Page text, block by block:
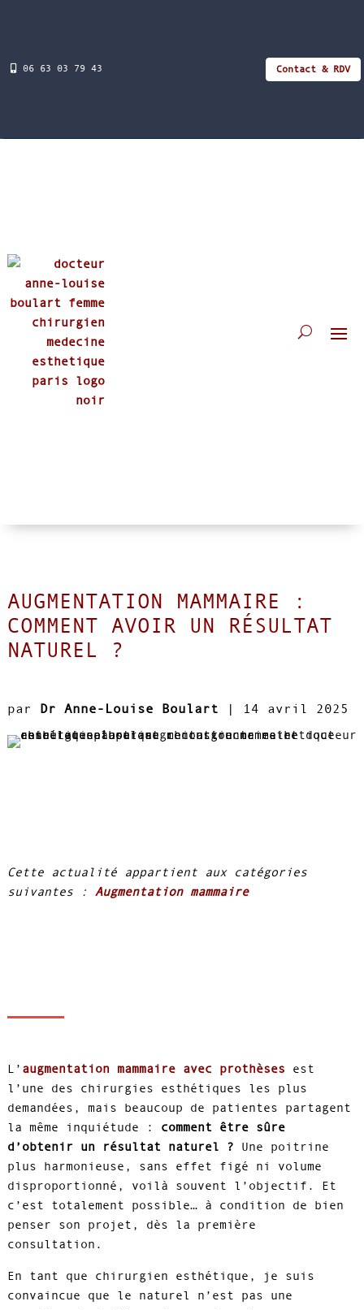
06 63 03 79 43 Contact & RDV
AUGMENTATION MAMMAIRE :
COMMENT AVOIR UN RÉSULTAT
NATUREL ?
par Dr Anne-Louise Boulart | 14 avril 2025
Cette actualité appartient aux catégories
suivantes : Augmentation mammaire
L’ augmentation mammaireavec prothèses est
l’une des chirurgies esthétiques les plus
demandées, mais beaucoup de patientes partagent
la même inquiétude : comment être sûre
d’obtenir un résultat naturel ? Une poitrine
plus harmonieuse, sans effet figé ni volume
disproportionné, voilà souvent l’objectif. Et
c’est totalement possible… à condition de bien
penser son projet, dès la première
consultation.
En tant que chirurgien esthétique, je suis
convaincue que le naturel n’est pas une